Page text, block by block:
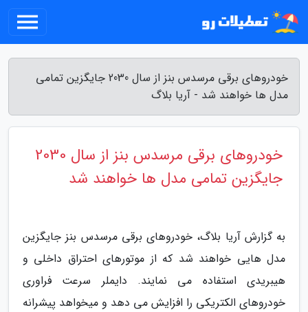
خودروهای برقی مرسدس بنز از سال 2030 جایگزین تمامی
مدل ها خواهند شد - آریا بلاگ
خودروهای برقی مرسدس بنز از سال 2030
جایگزین تمامی مدل ها خواهند شد
به گزارش آریا بلاگ، خودروهای برقی مرسدس بنز جایگزین
مدل هایی خواهند شد که از موتورهای احتراق داخلی و
هیبریدی استفاده می نمایند. دایملر سرعت فراوری
خودروهای الکتریکی را افزایش می دهد و میخواهد پیشرانه